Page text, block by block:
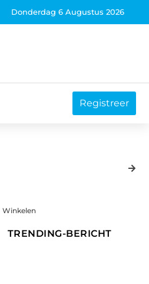
Donderdag 6 Augustus 2026
Registreer
Winkelen
TRENDING-BERICHT